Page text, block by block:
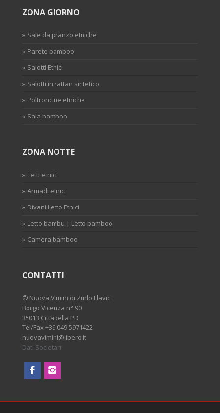
ZONA GIORNO
Sale da pranzo etniche
Parete bamboo
Salotti Etnici
Salotti in rattan sintetico
Poltroncine etniche
Sala bamboo
ZONA NOTTE
Letti etnici
Armadi etnici
Divani Letto Etnici
Letto bambu | Letto bamboo
Camera bamboo
CONTATTI
© Nuova Vimini di Zurlo Flavio
Borgo Vicenza n° 90
35013 Cittadella PD
Tel/Fax +39 049 5971422
nuovavimini@libero.it
Dati Societari